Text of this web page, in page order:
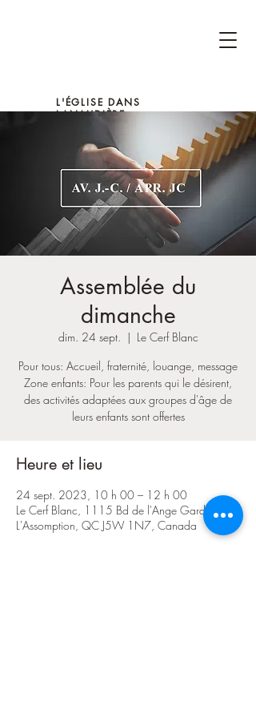
L'ÉGLISE DANS
LANAUDIÈRE
Assemblée du
dimanche
dim. 24 sept.
  |
Le Cerf Blanc
Pour tous: Accueil, fraternité, louange, message
Zone enfants: Pour les parents qui le désirent,
des activités adaptées aux groupes d'âge de
leurs enfants sont offertes
Heure et lieu
24 sept. 2023, 10 h 00 – 12 h 00
Le Cerf Blanc, 1115 Bd de l'Ange Gardien N,
L'Assomption, QC J5W 1N7, Canada